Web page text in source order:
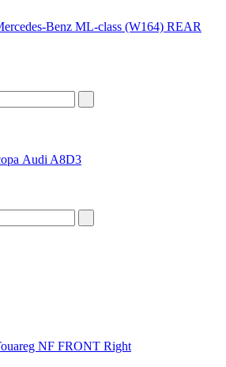
Benz ML-class (W164) REAR
Audi A8D3
NF FRONT Right